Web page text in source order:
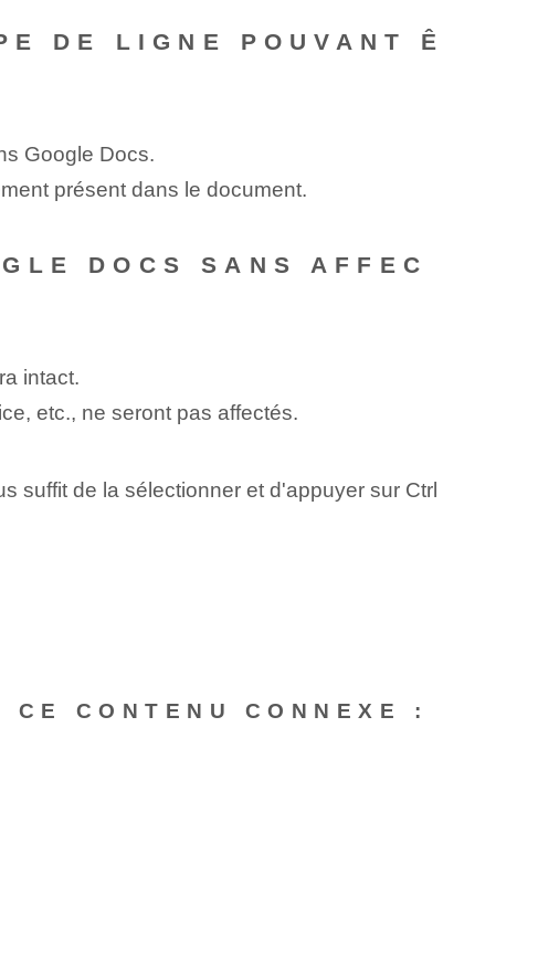
DE LIGNE POUVANT Ê
Google Docs.
présent dans le document.
DOCS SANS AFFEC
intact.
etc., ne seront pas affectés.
suffit de la sélectionner et d'appuyer sur Ctrl
CONTENU CONNEXE :